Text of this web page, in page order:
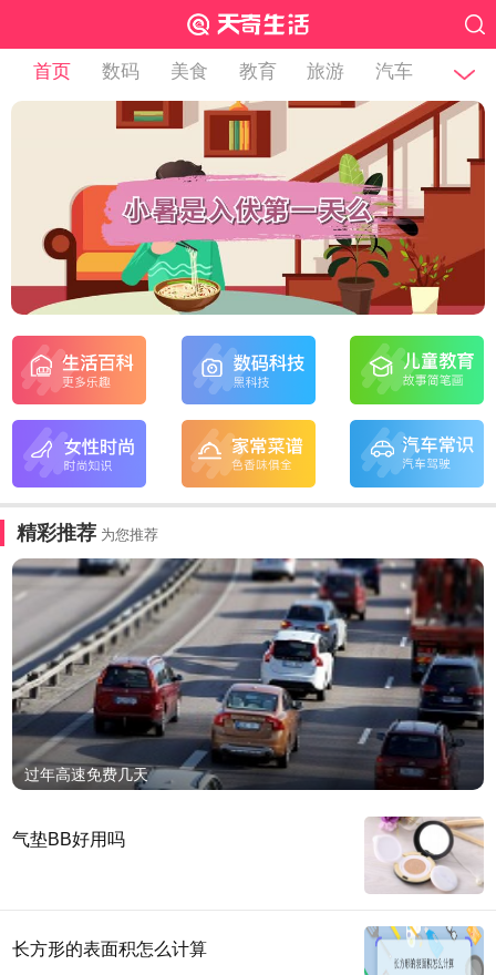
首页 数码 美食 教育 旅游 汽车
精彩推荐 为您推荐
过年高速免费几天
气垫BB好用吗
长方形的表面积怎么计算